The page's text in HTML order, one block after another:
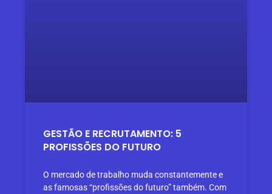
GESTÃO E RECRUTAMENTO: 5
PROFISSÕES DO FUTURO
O mercado de trabalho muda constantemente e
as famosas “profissões do futuro” também. Com